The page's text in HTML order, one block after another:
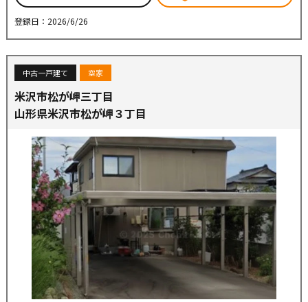
登録日：2026/6/26
中古一戸建て 空家
米沢市松が岬三丁目
山形県米沢市松が岬３丁目